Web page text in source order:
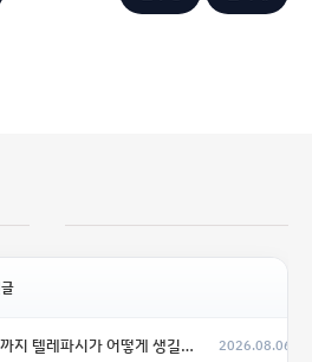
레파시가 어떻게 생길 수 있는지 2026.08.06